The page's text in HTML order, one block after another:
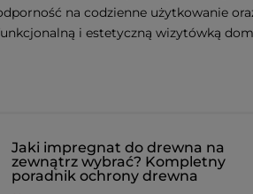
na codzienne użytkowanie
i estetyczną wizytówką
Jaki impregnat do drewna na
zewnątrz wybrać? Kompletny
poradnik ochrony drewna